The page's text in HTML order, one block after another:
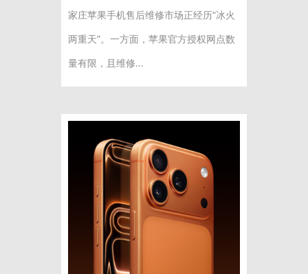
家庄苹果手机售后维修市场正经历“冰火
两重天”。一方面，苹果官方授权网点数
量有限，且维修...